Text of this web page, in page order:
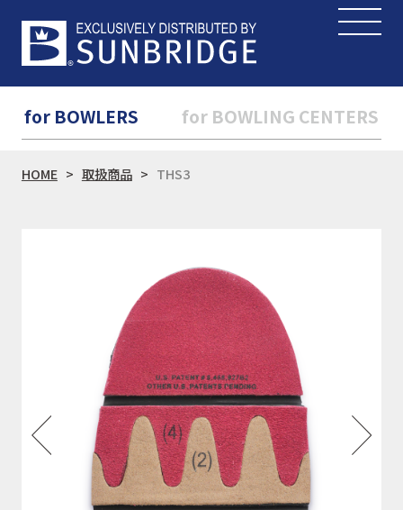
for BOWLERS for BOWLING CENTERS
HOME 取扱商品 THS3